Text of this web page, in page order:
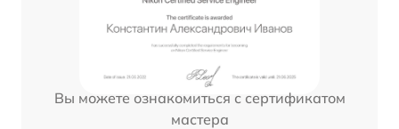
Вы можете ознакомиться с сертификатом
мастера